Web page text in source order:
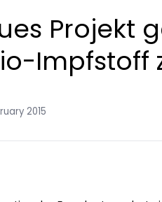
Projekt
Impfstoff
2015